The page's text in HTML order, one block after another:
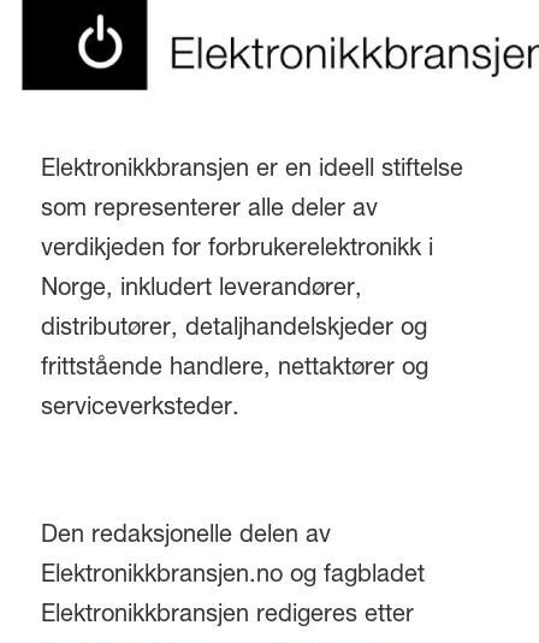
Elektronikkbransjen er en ideell stiftelse
som representerer alle deler av
verdikjeden for forbrukerelektronikk i
Norge, inkludert leverandører,
distributører, detaljhandelskjeder og
frittstående handlere, nettaktører og
serviceverksteder.
Den redaksjonelle delen av
Elektronikkbransjen.no og fagbladet
Elektronikkbransjen redigeres etter